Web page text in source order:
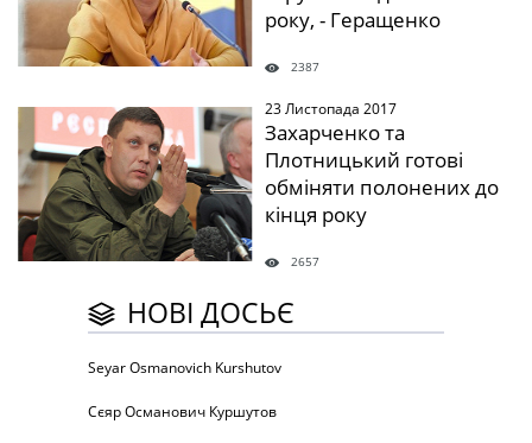
року, - Геращенко
2387
23 Листопада 2017
Захарченко та
Плотницький готові
обміняти полонених до
кінця року
2657
НОВІ ДОСЬЄ
Seyar Osmanovich Kurshutov
Сєяр Османович Куршутов